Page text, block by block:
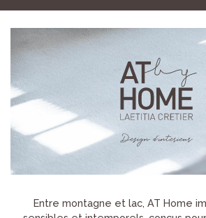
Entre montagne et lac, AT Home